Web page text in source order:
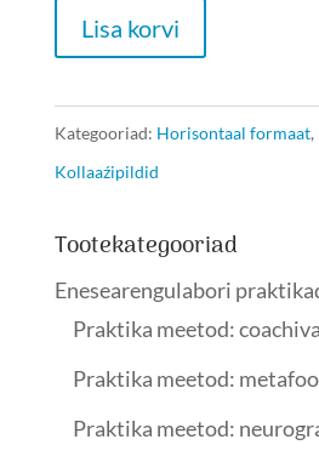
Seinapilt
50x70
kogus
Lisa korvi
Kategooriad: Horisontaal formaat,
Kollaaźipildid
Tootekategooriad
Enesearengulabori
Praktika meetod:
Praktika meetod:
Praktika meetod: